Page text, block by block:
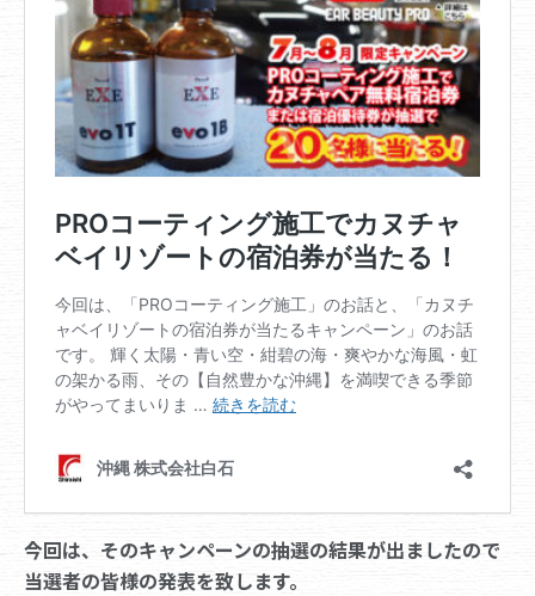
今回は、そのキャンペーンの抽選の結果が出ましたので
当選者の皆様の発表を致します。